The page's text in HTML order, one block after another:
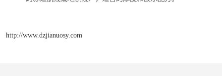
http://www.dzjianuosy.com